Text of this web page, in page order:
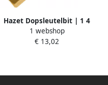
Hazet Dopsleutelbit | 1 4
inch (6 3 mm) vierkant hol |
Binnen-zeskant-profiel | SW 7
1 webshop
€ 13,02